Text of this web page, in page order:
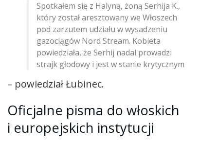
Spotkałem się z Halyną, żoną Serhija K.,
który został aresztowany we Włoszech
pod zarzutem udziału w wysadzeniu
gazociągów Nord Stream. Kobieta
powiedziała, że Serhij nadal prowadzi
strajk głodowy i jest w stanie krytycznym
– powiedział Łubinec.
Oficjalne pisma do włoskich
i europejskich instytucji